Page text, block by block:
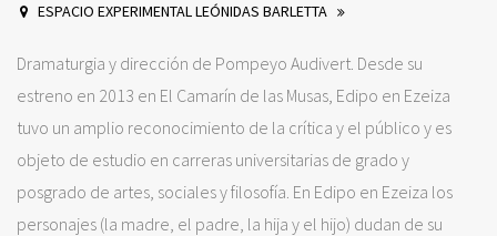
ESPACIO EXPERIMENTAL LEÓNIDAS BARLETTA
Dramaturgia y dirección de Pompeyo Audivert. Desde su
estreno en 2013 en El Camarín de las Musas, Edipo en Ezeiza
tuvo un amplio reconocimiento de la crítica y el público y es
objeto de estudio en carreras universitarias de grado y
posgrado de artes, sociales y filosofía. En Edipo en Ezeiza los
personajes (la madre, el padre, la hija y el hijo) dudan de su